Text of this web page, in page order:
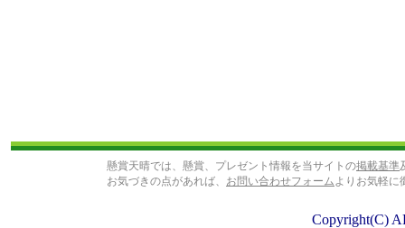
懸賞天晴では、懸賞、プレゼント情報を当サイトの掲載基準
お気づきの点があれば、 お問い合わせフォームよりお気軽に
Copyright(C)